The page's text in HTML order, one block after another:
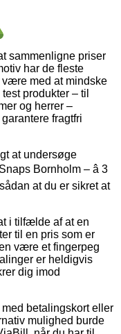
sammenligne priser
har de fleste
være med at mindske
produkter – til
og herrer –
fragtfri
at undersøge
Bornholm – â 3
at du er sikret at
i tilfælde af at en
til en pris som er
være et fingerpeg
er heldigvis
dig imod
betalingskort eller
mulighed burde